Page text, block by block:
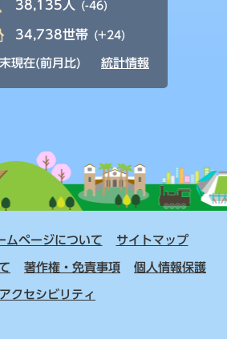
38,135人 (-46)
34,738世帯 (+24)
現在(前月比) 統計情報
ムページについて サイトマップ
著作権・免責事項 個人情報保護
アクセシビリティ